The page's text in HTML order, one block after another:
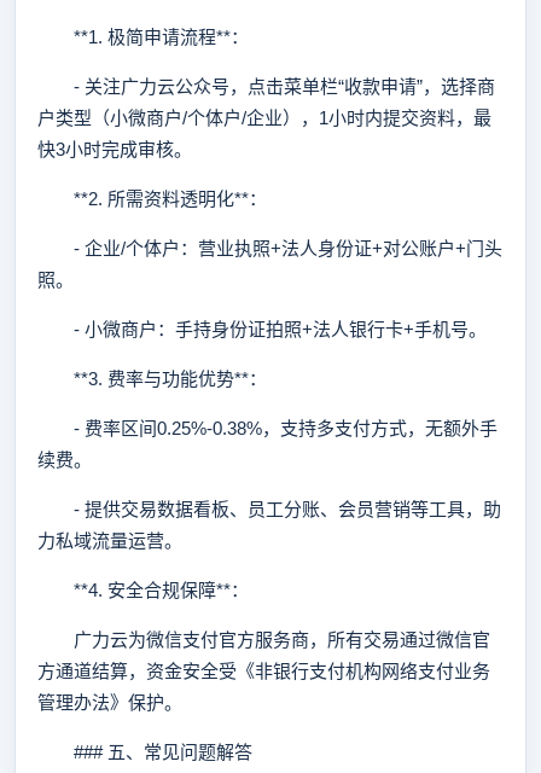
**1. 极简申请流程**：
- 关注广力云公众号，点击菜单栏“收款申请”，选择商
户类型（小微商户/个体户/企业），1小时内提交资料，最
快3小时完成审核。
**2. 所需资料透明化**：
- 企业/个体户：营业执照+法人身份证+对公账户+门头
照。
- 小微商户：手持身份证拍照+法人银行卡+手机号。
**3. 费率与功能优势**：
- 费率区间0.25%-0.38%，支持多支付方式，无额外手
续费。
- 提供交易数据看板、员工分账、会员营销等工具，助
力私域流量运营。
**4. 安全合规保障**：
广力云为微信支付官方服务商，所有交易通过微信官
方通道结算，资金安全受《非银行支付机构网络支付业务
管理办法》保护。
### 五、常见问题解答